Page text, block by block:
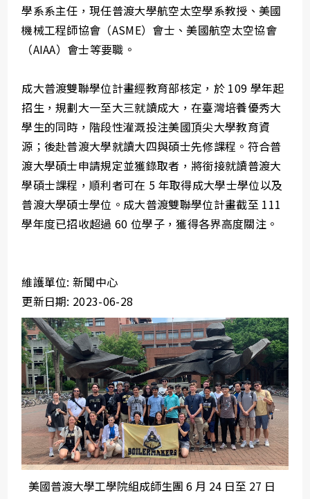
學系系主任，現任普渡大學航空太空學系教授、美國
機械工程師協會（ASME）會士、美國航空太空協會
（AIAA）會士等要職。
成大普渡雙聯學位計畫經教育部核定，於 109 學年起
招生，規劃大一至大三就讀成大，在臺灣培養優秀大
學生的同時，階段性灌溉投注美國頂尖大學教育資
源；後赴普渡大學就讀大四與碩士先修課程。符合普
渡大學碩士申請規定並獲錄取者，將銜接就讀普渡大
學碩士課程，順利者可在 5 年取得成大學士學位以及
普渡大學碩士學位。成大普渡雙聯學位計畫截至 111
學年度已招收超過 60 位學子，獲得各界高度關注。
維護單位: 新聞中心
更新日期: 2023-06-28
美國普渡大學工學院組成師生團 6 月 24 日至 27 日